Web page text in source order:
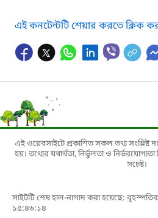
এই কনটেন্টটি শেয়ার করতে ক্লিক
এই ওয়েবসাইটে প্রকাশিত সকল তথ্য সংশ্লিষ্ট
হয়। তথ্যের যথার্থতা, নির্ভুলতা ও নির্ভরযোগ্যতা
সচেষ্ট।
সাইটটি শেষ হাল-নাগাদ করা হয়েছে:
১৫:৪৬:১৪